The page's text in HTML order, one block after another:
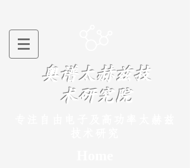
​奥谱太赫兹技
术研究院